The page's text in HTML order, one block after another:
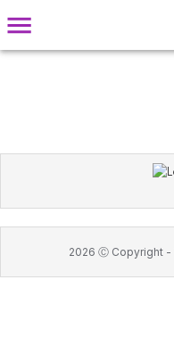
2026 Ⓒ Copyright -